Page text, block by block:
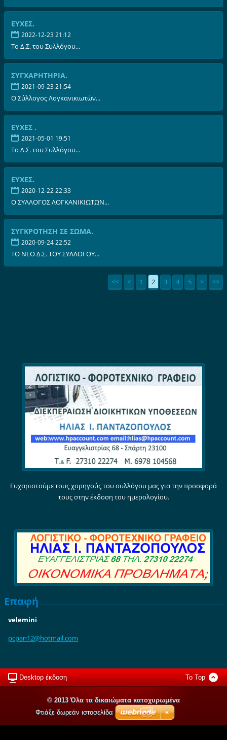
ΕΥΧΕΣ.
2022-12-23 21:12
Το Δ.Σ. του Συλλόγου...
ΣΥΓΧΑΡΗΤΗΡΙΑ.
2021-09-23 21:54
Ο Σύλλογος Λογκανικιωτών...
ΕΥΧΕΣ .
2021-05-01 19:51
Το Δ.Σ. του Συλλόγου...
ΕΥΧΕΣ.
2020-12-22 22:33
Ο ΣΥΛΛΟΓΟΣ ΛΟΓΚΑΝΙΚΙΩΤΩΝ...
ΣΥΓΚΡΟΤΗΣΗ ΣΕ ΣΩΜΑ.
2020-09-24 22:52
ΤΟ ΝΕΟ Δ.Σ. ΤΟΥ ΣΥΛΛΟΓΟΥ...
<< < 1 2 3 4 5 > >>
Ευχαριστούμε τους χορηγούς του συλλόγου μας για την προσφορά
τους στην έκδοση του ημερολογίου.
Επαφή
velemini
pcpan12@hotmail.com
Desktop έκδοση To Top
© 2013 Όλα τα δικαιώματα κατοχυρωμένα
Φτιάξε δωρεάν ιστοσελίδα